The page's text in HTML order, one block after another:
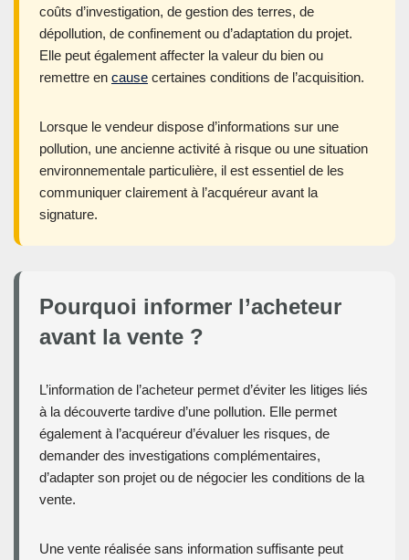
coûts d’investigation, de gestion des terres, de
dépollution, de confinement ou d’adaptation du projet.
Elle peut également affecter la valeur du bien ou
remettre en cause certaines conditions de l’acquisition.
Lorsque le vendeur dispose d’informations sur une
pollution, une ancienne activité à risque ou une situation
environnementale particulière, il est essentiel de les
communiquer clairement à l’acquéreur avant la
signature.
Pourquoi informer l’acheteur
avant la vente ?
L’information de l’acheteur permet d’éviter les litiges liés
à la découverte tardive d’une pollution. Elle permet
également à l’acquéreur d’évaluer les risques, de
demander des investigations complémentaires,
d’adapter son projet ou de négocier les conditions de la
vente.
Une vente réalisée sans information suffisante peut